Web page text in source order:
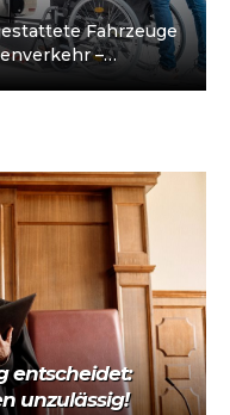
Fahrzeuge
–
entscheidet:
unzulässig!